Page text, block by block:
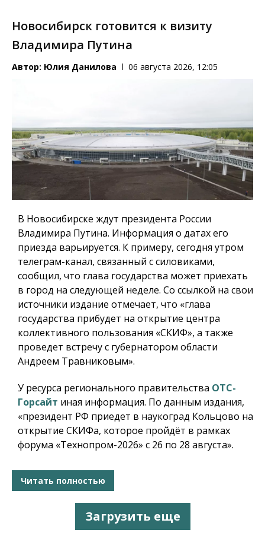
Новосибирск готовится к визиту
Владимира Путина
Автор: Юлия Данилова 06 августа 2026, 12:05
В Новосибирске ждут президента России
Владимира Путина. Информация о датах его
приезда варьируется. К примеру, сегодня утром
телеграм-канал, связанный с силовиками,
сообщил, что глава государства может приехать
в город на следующей неделе. Со ссылкой на свои
источники издание отмечает, что «глава
государства прибудет на открытие центра
коллективного пользования «СКИФ», а также
проведет встречу с губернатором области
Андреем Травниковым».
У ресурса регионального правительства ОТС-
Горсайт иная информация. По данным издания,
«президент РФ приедет в наукоград Кольцово на
открытие СКИФа, которое пройдёт в рамках
форума «Технопром-2026» с 26 по 28 августа».
Читать полностью
Загрузить еще